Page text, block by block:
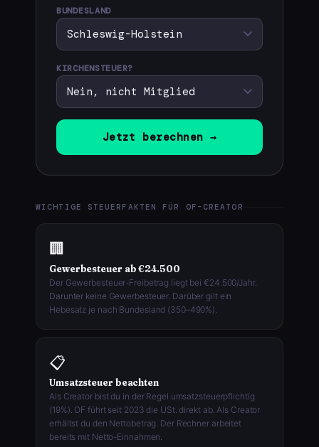
BUNDESLAND
KIRCHENSTEUER?
Jetzt berechnen →
WICHTIGE STEUERFAKTEN FÜR OF-CREATOR
🏢
Gewerbesteuer ab €24.500
Der Gewerbesteuer-Freibetrag liegt bei €24.500/Jahr.
Darunter keine Gewerbesteuer. Darüber gilt ein
Hebesatz je nach Bundesland (350–490%).
📋
Umsatzsteuer beachten
Als Creator bist du in der Regel umsatzsteuerpflichtig
(19%). OF führt seit 2023 die USt. direkt ab. Als Creator
erhältst du den Nettobetrag. Der Rechner arbeitet
bereits mit Netto-Einnahmen.